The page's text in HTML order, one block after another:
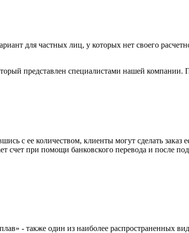
для частных лиц, у которых нет своего
представлен специалистами нашей компании.
с ее количеством, клиенты могут сделать
счет при помощи банковского перевода и после
- также один из наиболее распространенных